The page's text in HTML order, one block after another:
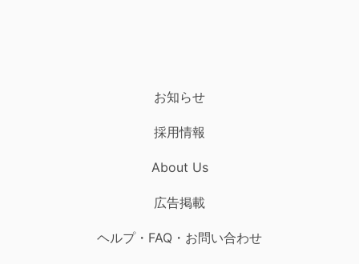
お知らせ
採用情報
About Us
広告掲載
ヘルプ・FAQ・お問い合わせ